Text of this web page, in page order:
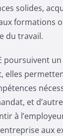
solides,
formations
du travail.
poursuivent
elles
et
à
aux